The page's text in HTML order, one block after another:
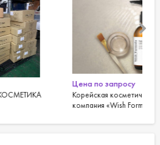
Цена по запросу
Корейская косметическая
компания «Wish Formula»